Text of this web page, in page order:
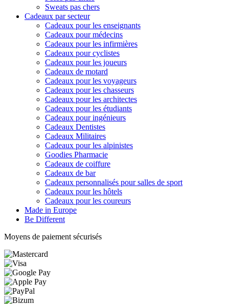
Sweats pas chers
Cadeaux par secteur
Cadeaux pour les enseignants
Cadeaux pour médecins
Cadeaux pour les infirmières
Cadeaux pour cyclistes
Cadeaux pour les joueurs
Cadeaux de motard
Cadeaux pour les voyageurs
Cadeaux pour les chasseurs
Cadeaux pour les architectes
Cadeaux pour les étudiants
Cadeaux pour ingénieurs
Cadeaux Dentistes
Cadeaux Militaires
Cadeaux pour les alpinistes
Goodies Pharmacie
Cadeaux de coiffure
Cadeaux de bar
Cadeaux personnalisés pour salles de sport
Cadeaux pour les hôtels
Cadeaux pour les coureurs
Made in Europe
Be Different
Moyens de paiement sécurisés